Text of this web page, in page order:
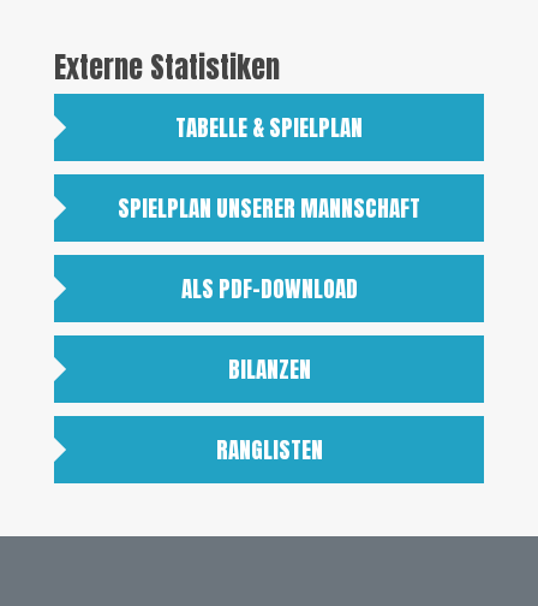
Externe Statistiken
TABELLE & SPIELPLAN
SPIELPLAN UNSERER MANNSCHAFT
ALS PDF-DOWNLOAD
BILANZEN
RANGLISTEN